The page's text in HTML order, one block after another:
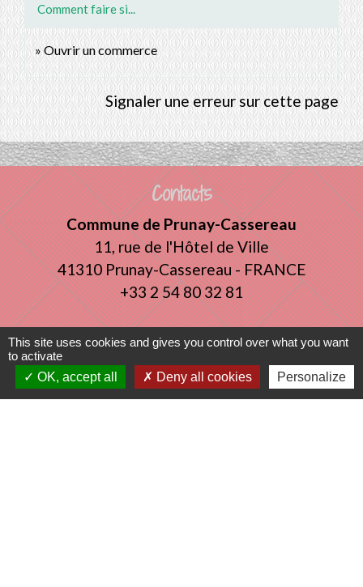
Comment faire si...
Ouvrir un commerce
Signaler une erreur sur cette page
Contacts
Commune de Prunay-Cassereau
11, rue de l'Hôtel de Ville
41310 Prunay-Cassereau - FRANCE
+33 2 54 80 32 81
Liens intercommunalité
TERRITOIRES VENDOMOIS
This site uses cookies and gives you control over what you want
to activate
OK, accept all
Deny all cookies Personalize